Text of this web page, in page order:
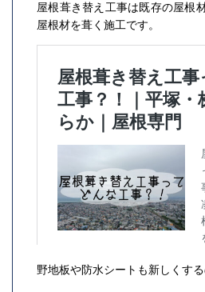
屋根葺き替え工事は既存の屋根
屋根材を葺く施工です。
野地板や防水シートも新しくする